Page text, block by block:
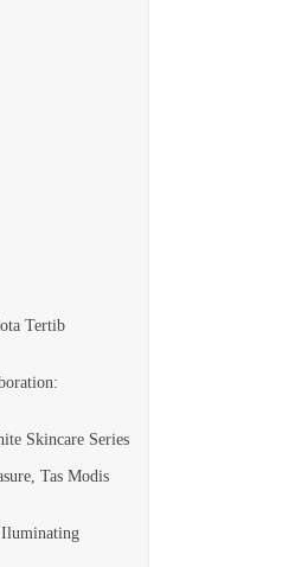
Tertib
Skincare Series
Tas Modis